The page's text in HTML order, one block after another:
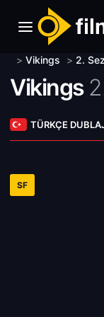
> Vikings > 2.
Vikings
TÜRKÇE
SF